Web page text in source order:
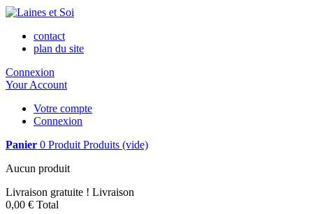
contact
plan du site
Connexion
Your Account
Votre compte
Connexion
Panier 0 Produit Produits (vide)
Aucun produit
Livraison gratuite ! Livraison
0,00 € Total